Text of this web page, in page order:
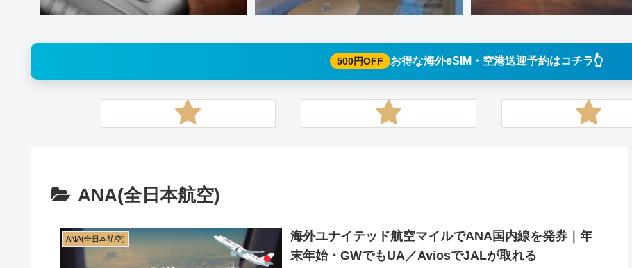
500円OFF お得な海外eSIM・空港送迎予約はコチラ👆️
ANA(全日本航空)
ANA(全日本航空)
海外ユナイテッド航空マイルでANA国内線を発券｜年
末年始・GWでもUA／AviosでJALが取れる